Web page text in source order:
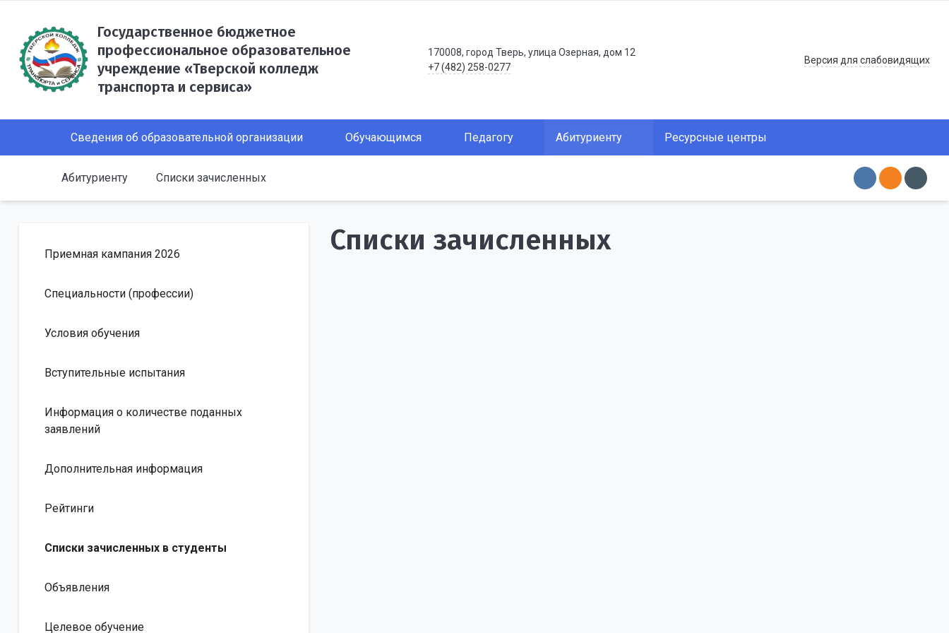
Государственное бюджетное
профессиональное образовательное
учреждение «Тверской колледж
транспорта и сервиса»
170008, город Тверь, улица Озерная, дом 12
+7 (482) 258-0277
Версия для слабовидящих
Сведения об образовательной организации Обучающимся Педагогу Абитуриенту Ресурсные центры
Абитуриенту Списки зачисленных
Приемная кампания 2026
Специальности (профессии)
Условия обучения
Вступительные испытания
Информация о количестве поданных
заявлений
Дополнительная информация
Рейтинги
Списки зачисленных в студенты
Объявления
Целевое обучение
Списки зачисленных